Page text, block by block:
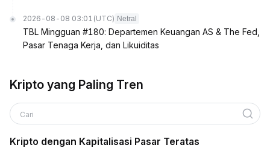
2026-08-08 03:01 (UTC) Netral
TBL Mingguan #180: Departemen Keuangan AS & The Fed,
Pasar Tenaga Kerja, dan Likuiditas
Kripto yang Paling Tren
Cari
Kripto dengan Kapitalisasi Pasar Teratas